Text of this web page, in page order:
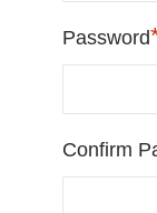
Password
Confirm